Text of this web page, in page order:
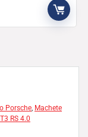
Porsche, Machete
RS 4.0